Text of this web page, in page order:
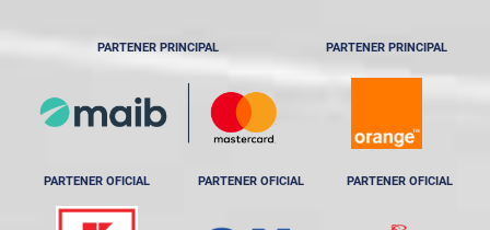
PARTENER PRINCIPAL PARTENER PRINCIPAL
PARTENER OFICIAL PARTENER OFICIAL PARTENER OFICIAL